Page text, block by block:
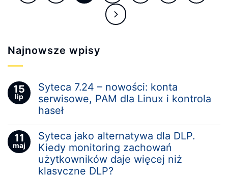
Najnowsze wpisy
15
lip
Syteca 7.24 – nowości: konta
serwisowe, PAM dla Linux i kontrola
haseł
11
maj
Syteca jako alternatywa dla DLP.
Kiedy monitoring zachowań
użytkowników daje więcej niż
klasyczne DLP?